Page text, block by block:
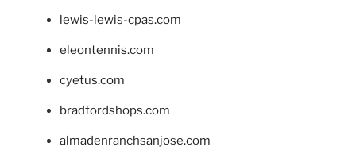
lewis-lewis-cpas.com
eleontennis.com
cyetus.com
bradfordshops.com
almadenranchsanjose.com